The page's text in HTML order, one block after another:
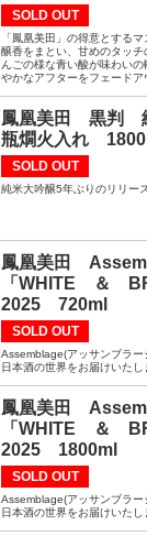
SOLD OUT
「鳳凰美田」の得意とする
醸香をまとい、甘めのタッ
んごの様な青い酸が味わい
やかなアフターをフェードア
鳳凰美田 黒判
瓶燗火入れ
SOLD OUT
純米大吟醸5年ぶりのリリー
鳳凰美田
「WHITE ＆
2025 720ml
SOLD OUT
Assemblage(アッサンブラー
日本酒の世界をお届けいたし
鳳凰美田
「WHITE ＆
2025 1800ml
SOLD OUT
Assemblage(アッサンブラー
日本酒の世界をお届けいたし